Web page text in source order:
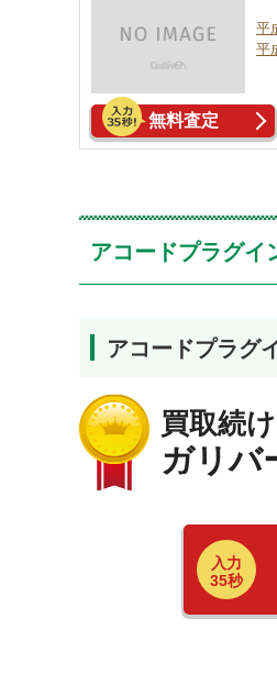
平
平
無料査定
アコードプラグイ
アコードプラグ
買取続
ガリバ
入力
35秒